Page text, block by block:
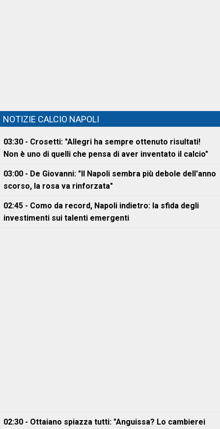
NOTIZIE CALCIO NAPOLI
03:30 - Crosetti: "Allegri ha sempre ottenuto risultati!
Non è uno di quelli che pensa di aver inventato il calcio"
03:00 - De Giovanni: "Il Napoli sembra più debole dell'anno
scorso, la rosa va rinforzata"
02:45 - Como da record, Napoli indietro: la sfida degli
investimenti sui talenti emergenti
02:30 - Ottaiano spiazza tutti: "Anguissa? Lo cambierei